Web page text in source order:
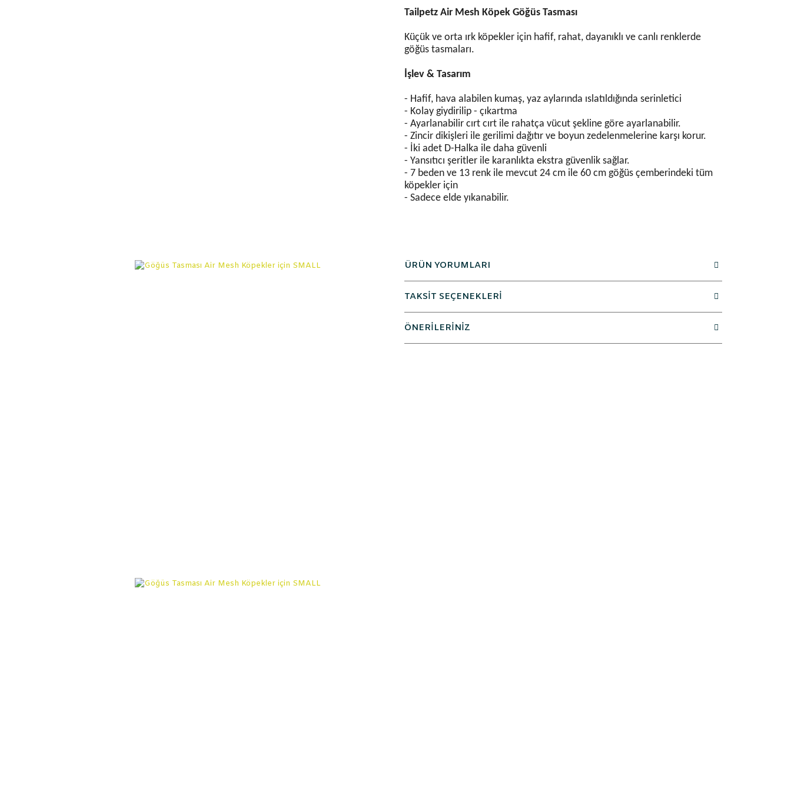
Tailpetz Air Mesh Köpek Göğüs Tasması
Küçük ve orta ırk köpekler için hafif, rahat, dayanıklı ve canlı renklerde
göğüs tasmaları.
İşlev & Tasarım
- Hafif, hava alabilen kumaş, yaz aylarında ıslatıldığında serinletici
- Kolay giydirilip - çıkartma
- Ayarlanabilir cırt cırt ile rahatça vücut şekline göre ayarlanabilir.
- Zincir dikişleri ile gerilimi dağıtır ve boyun zedelenmelerine karşı korur.
- İki adet D-Halka ile daha güvenli
- Yansıtıcı şeritler ile karanlıkta ekstra güvenlik sağlar.
- 7 beden ve 13 renk ile mevcut 24 cm ile 60 cm göğüs çemberindeki tüm
köpekler için
- Sadece elde yıkanabilir.
ÜRÜN YORUMLARI
TAKSİT SEÇENEKLERİ
ÖNERİLERİNİZ